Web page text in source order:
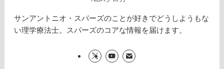
サンアントニオ・スパーズのことが好きでどうしようもな
い理学療法士。スパーズのコアな情報を届けます。